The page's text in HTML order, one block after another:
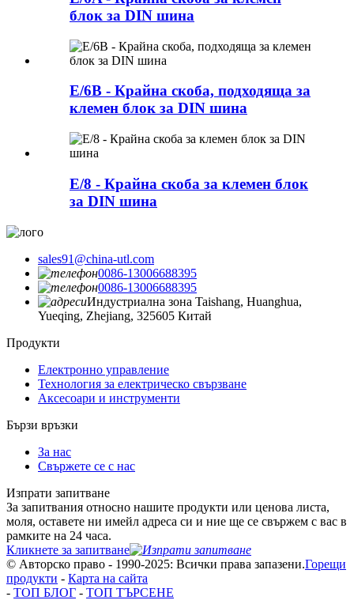
блок за DIN шина
E/6B - Крайна скоба, подходяща за
клемен блок за DIN шина
E/8 - Крайна скоба за клемен блок
за DIN шина
sales91@china-utl.com
0086-13006688395
0086-13006688395
Индустриална зона Taishang, Huanghua,
Yueqing, Zhejiang, 325605 Китай
Продукти
Електронно управление
Технология за електрическо свързване
Аксесоари и инструменти
Бързи връзки
За нас
Свържете се с нас
Изпрати запитване
За запитвания относно нашите продукти или ценова листа,
моля, оставете ни имейл адреса си и ние ще се свържем с вас в
рамките на 24 часа.
Кликнете за запитване
© Авторско право - 1990-2025: Всички права запазени.Горещи
продукти - Карта на сайта
- ТОП БЛОГ - ТОП ТЪРСЕНЕ